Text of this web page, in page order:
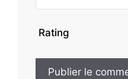
Rating